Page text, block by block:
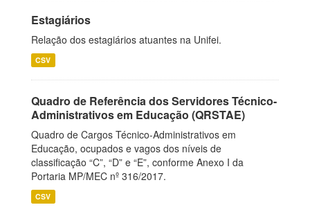
Estagiários
Relação dos estagiários atuantes na Unifei.
CSV
Quadro de Referência dos Servidores Técnico-
Administrativos em Educação (QRSTAE)
Quadro de Cargos Técnico-Administrativos em
Educação, ocupados e vagos dos níveis de
classificação “C”, “D” e “E”, conforme Anexo I da
Portaria MP/MEC nº 316/2017.
CSV